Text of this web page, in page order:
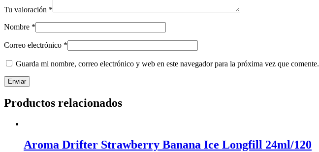
Tu valoración *
Nombre *
Correo electrónico *
Guarda mi nombre, correo electrónico y web en este navegador para la próxima vez que comente.
Productos relacionados
Aroma Drifter Strawberry Banana Ice Longfill 24ml/120